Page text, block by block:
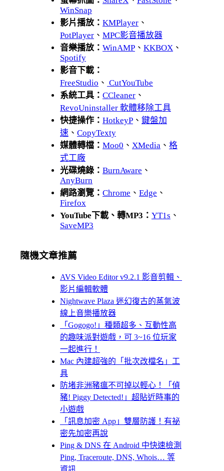
WinSnap
影片播放： KMPlayer 、
PotPlayer 、 MPC影音播放器
音樂播放： WinAMP 、 KKBOX 、
Spotify
影音下載：
FreeStudio 、 CutYouTube
系統工具： CCleaner 、
RevoUninstaller 軟體移除工具
快捷操作： HotkeyP 、 鍵盤加
速 、 CopyTexty
媒體轉檔： Moo0 、 XMedia 、 格
式工廠
光碟燒錄： BurnAware 、
AnyBurn
網路瀏覽： Chrome 、 Edge 、
Firefox
YouTube下載、轉MP3： YT1s 、
SaveMP3
隨機文章推薦
AVS Video Editor v9.2.1 影音剪輯、
影片編輯軟體
Nightwave Plaza 迷幻復古的蒸氣波
線上音樂播放器
「Gogogo!」種類超多、互動性高
的趣味派對遊戲，可 3~16 位玩家
一起進行！
Mac 內建超強的「批次改檔名」工
具
防堵非洲豬瘟不可掉以輕心！「偵
豬! Piggy Detected!」超貼近時事的
小遊戲
「訊息加密 App」雙層防護！有祕
密先加密再說
Ping & DNS 在 Android 中快速檢測
Ping, Traceroute, DNS, Whois… 等